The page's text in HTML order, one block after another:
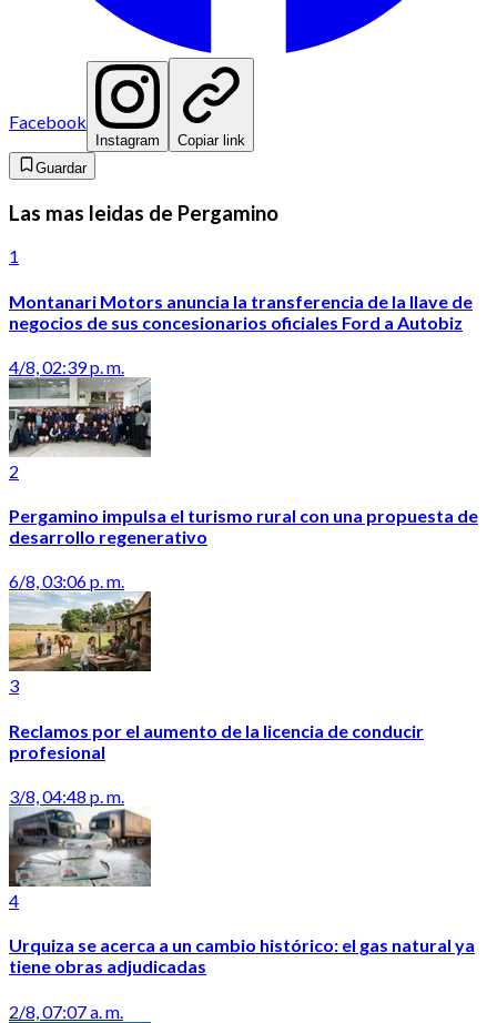
Facebook
Instagram
Copiar link
Guardar
Las mas leidas de Pergamino
1
Montanari Motors anuncia la transferencia de la llave de
negocios de sus concesionarios oficiales Ford a Autobiz
4/8, 02:39 p. m.
2
Pergamino impulsa el turismo rural con una propuesta de
desarrollo regenerativo
6/8, 03:06 p. m.
3
Reclamos por el aumento de la licencia de conducir
profesional
3/8, 04:48 p. m.
4
Urquiza se acerca a un cambio histórico: el gas natural ya
tiene obras adjudicadas
2/8, 07:07 a. m.